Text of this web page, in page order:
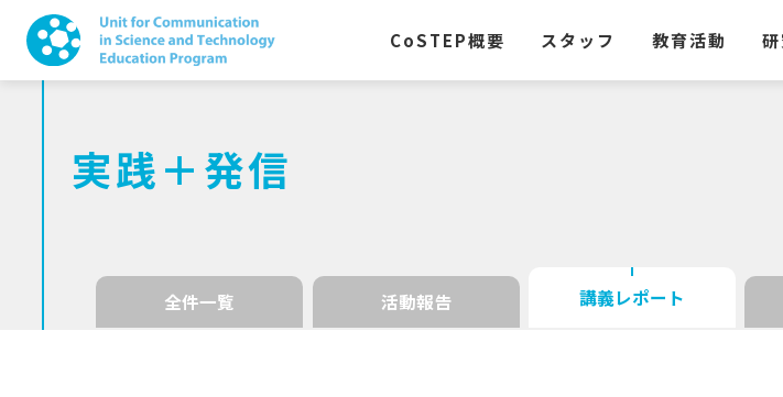
CoSTEP概要 スタッフ 教育活動
実践＋発信
全件一覧 活動報告 講義レポート